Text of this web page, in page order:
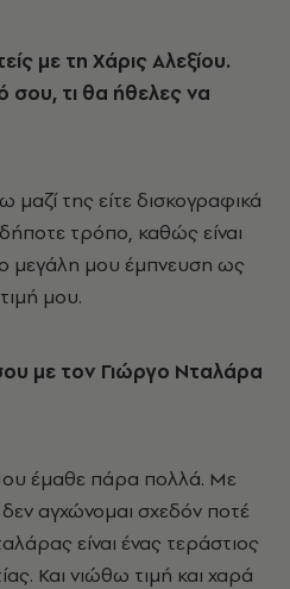
με τη Χάρις Αλεξίου.
σου, τι θα ήθελες να
της είτε δισκογραφικά
τρόπο, καθώς είναι
μεγάλη μου έμπνευση ως
μου.
με τον Γιώργο Νταλάρα
έμαθε πάρα πολλά. Με
αγχώνομαι σχεδόν ποτέ
είναι ένας τεράστιος
Και νιώθω τιμή και χαρά